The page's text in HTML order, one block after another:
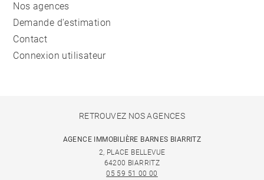
Nos agences
Demande d'estimation
Contact
Connexion utilisateur
RETROUVEZ NOS AGENCES
AGENCE IMMOBILIÈRE BARNES BIARRITZ
2, PLACE BELLEVUE
64200 BIARRITZ
05 59 51 00 00